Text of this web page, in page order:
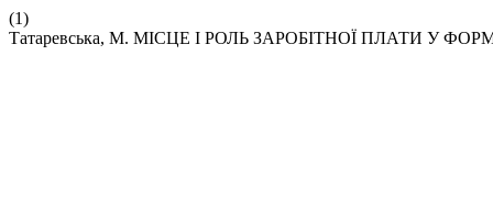
(1)
Татаревська, М. МІСЦЕ І РОЛЬ ЗАРОБІТНОЇ ПЛАТИ У